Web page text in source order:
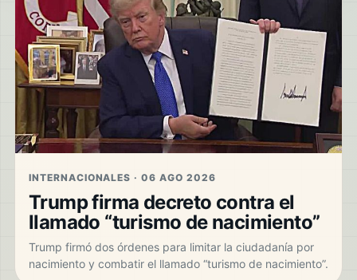
INTERNACIONALES · 06 AGO 2026
Trump firma decreto contra el
llamado “turismo de nacimiento”
Trump firmó dos órdenes para limitar la ciudadanía por
nacimiento y combatir el llamado “turismo de nacimiento”.